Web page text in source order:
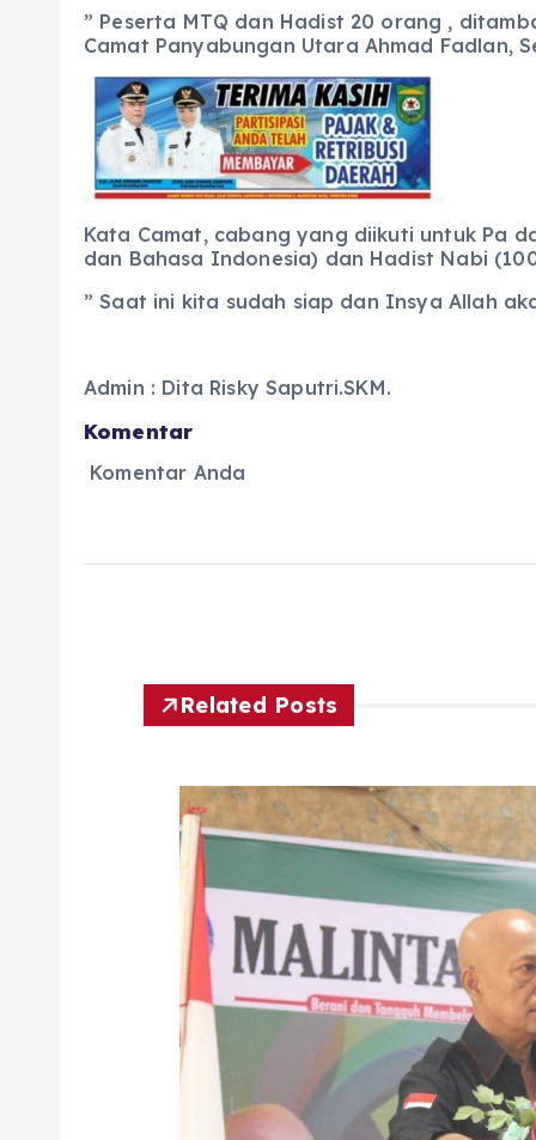
” Peserta MTQ dan Hadist 20 orang ,
Camat Panyabungan Utara Ahmad Fadlan,
Kata Camat, cabang yang diikuti untuk Pa
dan Bahasa Indonesia) dan Hadist Nabi
” Saat ini kita sudah siap dan Insya Allah
Admin : Dita Risky Saputri.SKM.
Komentar
Komentar Anda
Related Posts